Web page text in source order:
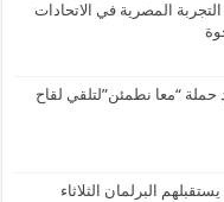
المصرية في الاتحادات
“معا نطمئن”لتلقي لقاح
أول 100 نائب يستقبلهم البرلمان الثلاثاء